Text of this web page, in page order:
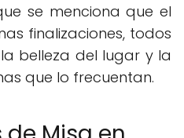
se menciona que el
finalizaciones, todos
belleza del lugar y la
que lo frecuentan.